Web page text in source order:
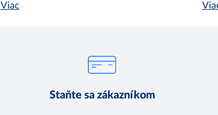
Viac
Staňte sa zákazníkom